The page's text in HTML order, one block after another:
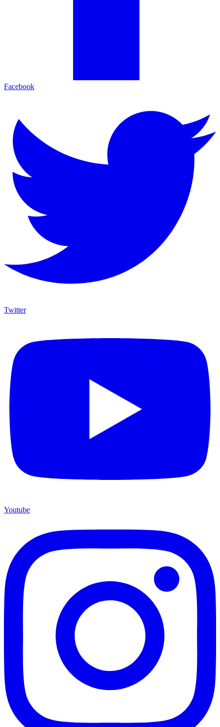
Facebook
Twitter
Youtube